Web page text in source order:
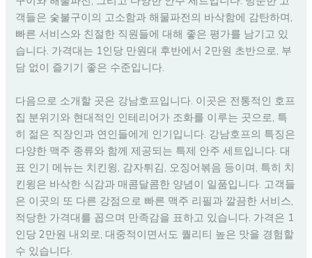
객들은 숯불구이의 고소함과 해물파전의 바삭함에 감탄하며,
빠른 서비스와 친절한 직원들에 대해 좋은 평가를 남기고 있
습니다. 가격대는 1인당 만원대 후반에서 2만원 초반으로, 부
담 없이 즐기기 좋은 수준입니다.
다음으로 소개할 곳은 강남호프입니다. 이곳은 전통적인 호프
집 분위기와 현대적인 인테리어가 조화를 이루는 곳으로, 특
히 젊은 직장인과 연인들에게 인기입니다. 강남호프의 특징은
다양한 맥주 종류와 함께 제공되는 특제 안주 세트입니다. 대
표 인기 메뉴는 치킨윙, 감자튀김, 오징어볶음 등이며, 특히 치
킨윙은 바삭한 식감과 매콤달콤한 양념이 일품입니다. 고객들
은 이곳의 또 다른 강점으로 빠른 맥주 리필과 깔끔한 서비스,
적당한 가격대를 꼽으며 만족감을 표하고 있습니다. 가격은 1
인당 2만원 내외로, 대중적이면서도 퀄리티 높은 맛을 경험할
수 있습니다.